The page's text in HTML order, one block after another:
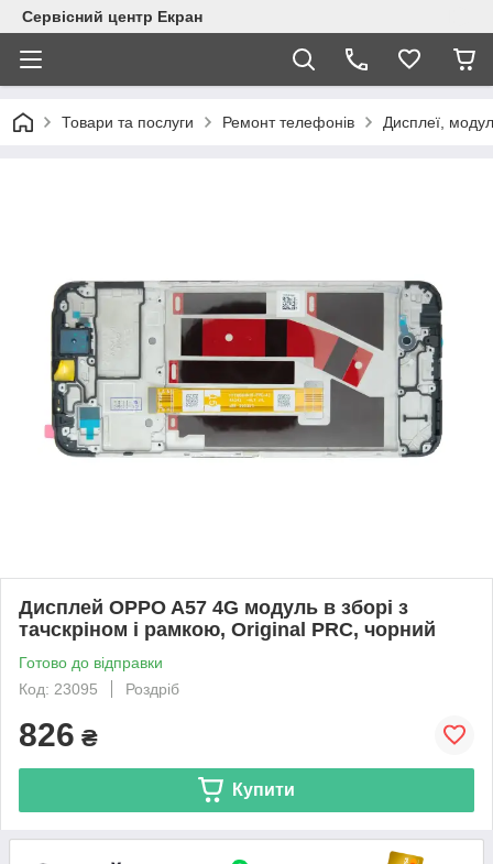
Сервісний центр Екран
Товари та послуги Ремонт телефонів Дисплеї,
Дисплей OPPO A57 4G модуль в зборі з
тачскріном і рамкою, Original PRC, чорний
Готово до відправки
Код: 23095
Роздріб
826 ₴
Купити